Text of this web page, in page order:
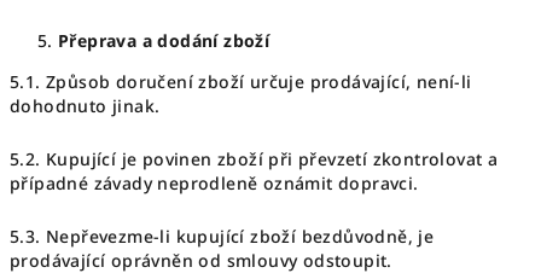
Přeprava a dodání zboží
5.1. Způsob doručení zboží určuje prodávající, není-li
dohodnuto jinak.
5.2. Kupující je povinen zboží při převzetí zkontrolovat a
případné závady neprodleně oznámit dopravci.
5.3. Nepřevezme-li kupující zboží bezdůvodně, je
prodávající oprávněn od smlouvy odstoupit.